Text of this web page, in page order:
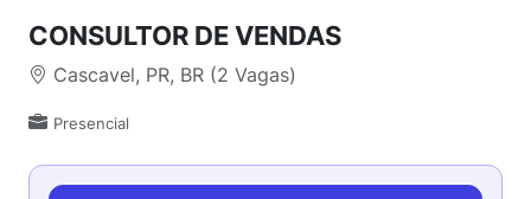
CONSULTOR DE VENDAS
Cascavel, PR, BR (2 Vagas)
Presencial